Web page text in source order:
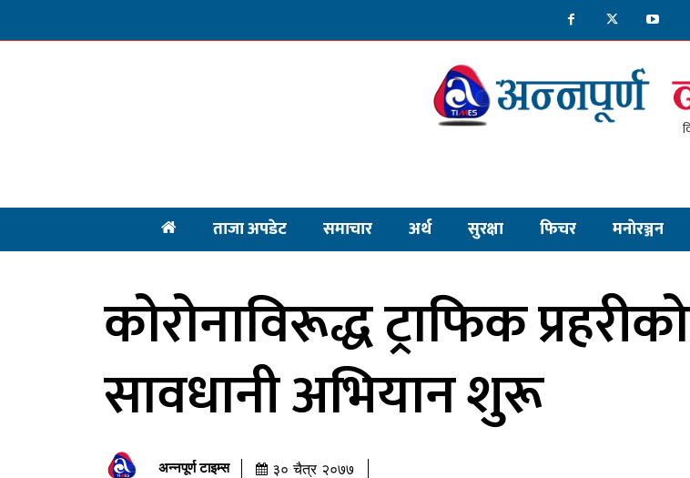
ताजा अपडेट समाचार अर्थ सुरक्षा फिचर मनाेरञ्जन
कोरोनाविरूद्ध ट्राफिक प्रहरीको
सावधानी अभियान शुरू
अन्नपूर्ण टाइम्स ३० चैत्र २०७७